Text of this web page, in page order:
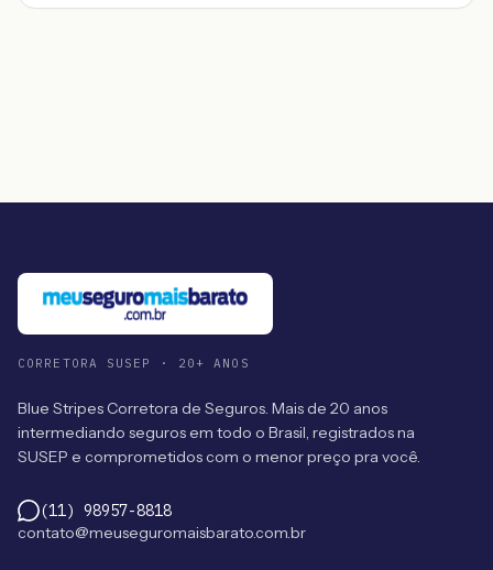
CORRETORA SUSEP · 20+ ANOS
Blue Stripes Corretora de Seguros. Mais de 20 anos
intermediando seguros em todo o Brasil, registrados na
SUSEP e comprometidos com o menor preço pra você.
(11) 98957-8818
contato@meuseguromaisbarato.com.br